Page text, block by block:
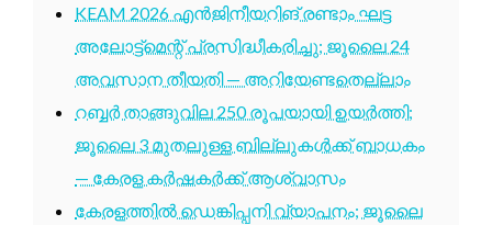
KEAM 2026 എൻജിനീയറിങ് രണ്ടാം ഘട്ട
അലോട്ട്മെന്റ് പ്രസിദ്ധീകരിച്ചു; ജൂലൈ 24
അവസാന തീയതി — അറിയേണ്ടതെല്ലാം
റബ്ബർ താങ്ങുവില 250 രൂപയായി ഉയർത്തി;
ജൂലൈ 3 മുതലുള്ള ബില്ലുകൾക്ക് ബാധകം
— കേരള കർഷകർക്ക് ആശ്വാസം
കേരളത്തിൽ ഡെങ്കിപ്പനി വ്യാപനം; ജൂലൈ